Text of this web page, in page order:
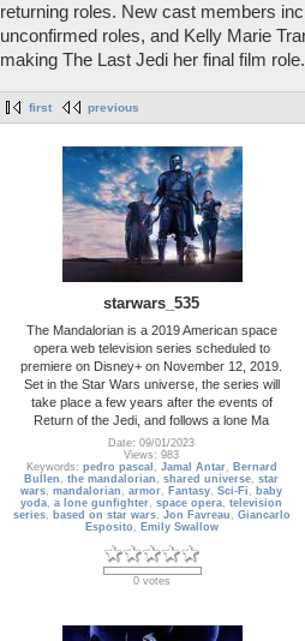
returning roles. New cast members
unconfirmed roles, and Kelly Marie
making The Last Jedi her final film role.
first previous
starwars_535
The Mandalorian is a 2019 American space
opera web television series scheduled to
premiere on Disney+ on November 12, 2019.
Set in the Star Wars universe, the series will
take place a few years after the events of
Return of the Jedi, and follows a lone Ma
Date: 09/01/2023
Views: 983
Keywords: pedro pascal , Jamal Antar, Bernard
Bullen ,the mandalorian ,shared universe,star
wars,mandalorian ,armor, Fantasy,Sci-Fi , baby
yoda,a lone gunfighter,space opera,television
series, based on star wars, Jon Favreau , Giancarlo
Esposito , Emily Swallow
0 votes